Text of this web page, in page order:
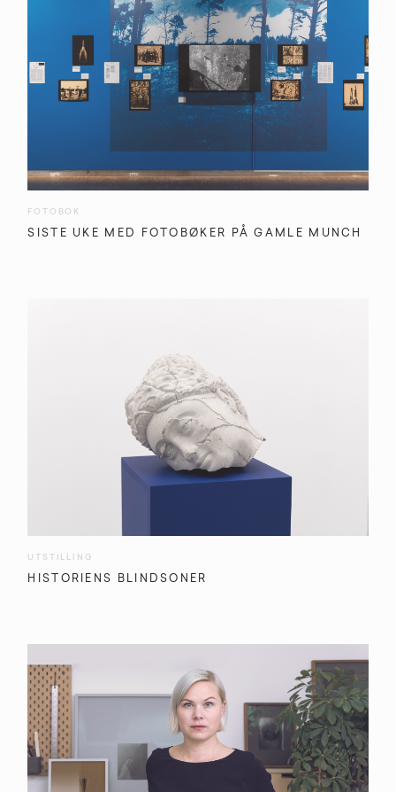
FOTOBOK
SISTE UKE MED FOTOBØKER PÅ GAMLE MUNCH
UTSTILLING
HISTORIENS BLINDSONER